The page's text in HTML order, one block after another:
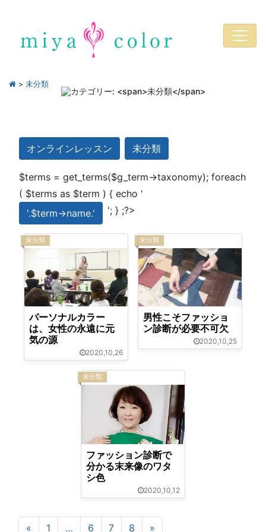
> 未分類
オンラインレッスン 未分類
$terms = get_terms($g_term->taxonomy); foreach
( $terms as $term ) { echo '
'.$term->name.'
'; } ;?>
未分類
パーソナルカラー
は、女性の永遠に元
気の源
2020,10,26
未分類
男性こそファッショ
ン診断が必要不可欠
2020,10,25
未分類
ファッション診断で
分かる末来像のワタ
シ色
2020,10,12
« 1 … 6 7 8 »